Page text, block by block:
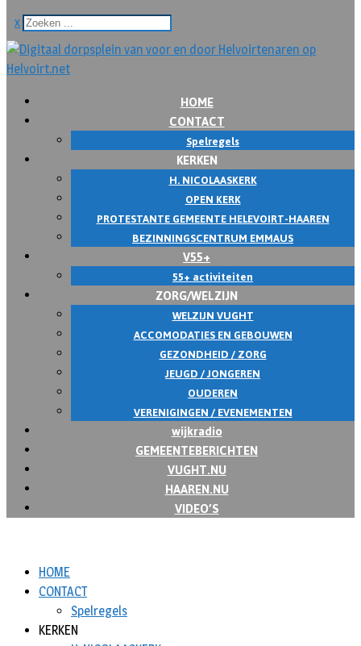
x
HOME
CONTACT
Spelregels
KERKEN
H. NICOLAASKERK
OPEN KERK
PROTESTANTE GEMEENTE HELEVOIRT-HAAREN
BEZINNINGSCENTRUM EMMAUS
V55+
55+ activiteiten
ZORG/WELZIJN
WELZIJN VUGHT
ACCOMODATIES EN GEBOUWEN
GEZONDHEID / ZORG
JEUGD / JONGEREN
OUDEREN
VERENIGINGEN / EVENEMENTEN
wijkradio
GEMEENTEBERICHTEN
VUGHT.NU
HAAREN.NU
VIDEO’S
HOME
CONTACT
Spelregels
KERKEN